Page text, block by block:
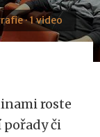
· 1 video
roste
pořady či